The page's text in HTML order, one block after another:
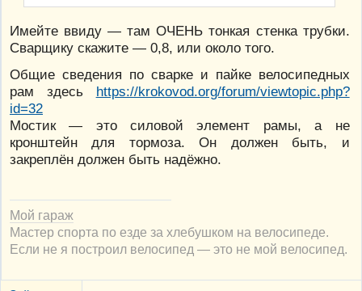
Имейте ввиду — там ОЧЕНЬ тонкая стенка трубки.
Сварщику скажите — 0,8, или около того.
Общие сведения по сварке и пайке велосипедных
рам здесь https://krokovod.org/forum/viewtopic.php?
id=32
Мостик — это силовой элемент рамы, а не
кронштейн для тормоза. Он должен быть, и
закреплён должен быть надёжно.
Мой гараж
Мастер спорта по езде за хлебушком на велосипеде.
Если не я построил велосипед — это не мой велосипед.